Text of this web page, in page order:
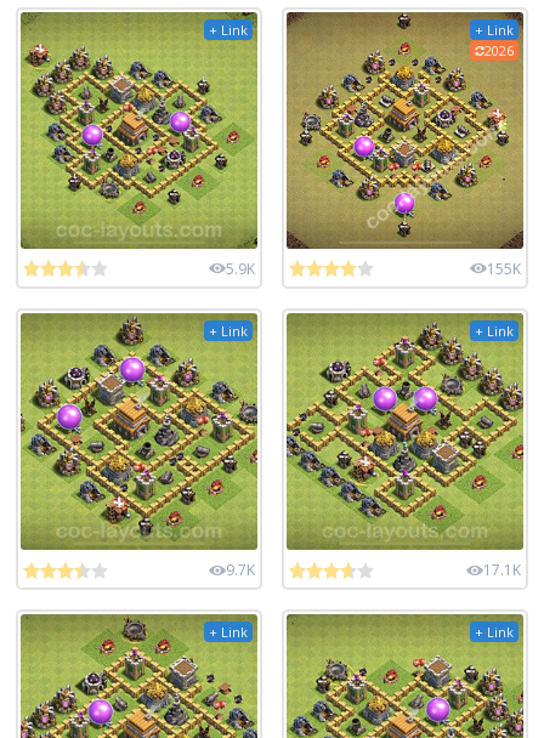
+ Link
5.9K
+ Link
2026
155K
+ Link
9.7K
+ Link
17.1K
+ Link + Link